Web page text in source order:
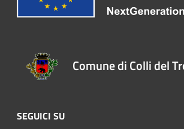
Comune di Colli del
SEGUICI SU